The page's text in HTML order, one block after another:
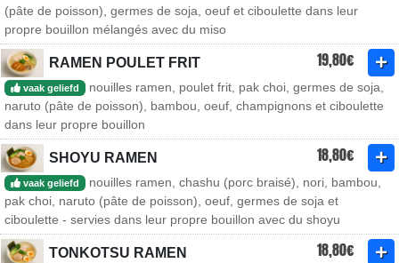
(pâte de poisson), germes de soja, oeuf et ciboulette dans leur
propre bouillon mélangés avec du miso
RAMEN POULET FRIT 19,80€
vaak geliefd
nouilles ramen, poulet frit, pak choi, germes de soja,
naruto (pâte de poisson), bambou, oeuf, champignons et ciboulette
dans leur propre bouillon
SHOYU RAMEN 18,80€
vaak geliefd
nouilles ramen, chashu (porc braisé), nori, bambou,
pak choi, naruto (pâte de poisson), oeuf, germes de soja et
ciboulette - servies dans leur propre bouillon avec du shoyu
TONKOTSU RAMEN 18,80€